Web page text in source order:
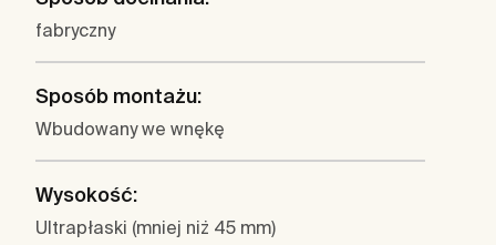
fabryczny
Sposób montażu:
Wbudowany we wnękę
Wysokość:
Ultrapłaski (mniej niż 45 mm)